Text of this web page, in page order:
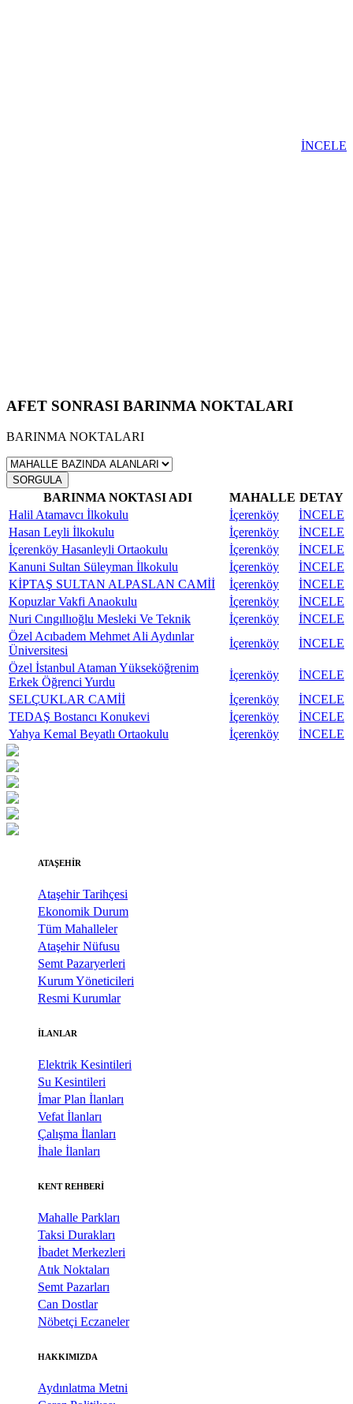
İNCELE
AFET SONRASI BARINMA NOKTALARI
BARINMA NOKTALARI
SORGULA
BARINMA NOKTASI ADI MAHALLE DETAY
Halil Atamavcı İlkokulu
İçerenköy
İNCELE
Hasan Leyli İlkokulu
İçerenköy
İNCELE
İçerenköy Hasanleyli Ortaokulu
İçerenköy
İNCELE
Kanuni Sultan Süleyman İlkokulu
İçerenköy
İNCELE
KİPTAŞ SULTAN ALPASLAN CAMİİ
İçerenköy
İNCELE
Kopuzlar Vakfi Anaokulu
İçerenköy
İNCELE
Nuri Cıngıllıoğlu Mesleki Ve Teknik
İçerenköy
İNCELE
Özel Acıbadem Mehmet Ali Aydınlar
Üniversitesi
İçerenköy
İNCELE
Özel İstanbul Ataman Yükseköğrenim
Erkek Öğrenci Yurdu
İçerenköy
İNCELE
SELÇUKLAR CAMİİ
İçerenköy
İNCELE
TEDAŞ Bostancı Konukevi
İçerenköy
İNCELE
Yahya Kemal Beyatlı Ortaokulu
İçerenköy İNCELE
ATAŞEHİR
Ataşehir Tarihçesi
Ekonomik Durum
Tüm Mahalleler
Ataşehir Nüfusu
Semt Pazaryerleri
Kurum Yöneticileri
Resmi Kurumlar
İLANLAR
Elektrik Kesintileri
Su Kesintileri
İmar Plan İlanları
Vefat İlanları
Çalışma İlanları
İhale İlanları
KENT REHBERİ
Mahalle Parkları
Taksi Durakları
İbadet Merkezleri
Atık Noktaları
Semt Pazarları
Can Dostlar
Nöbetçi Eczaneler
HAKKIMIZDA
Aydınlatma Metni